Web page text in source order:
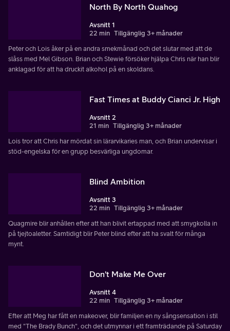
North By North Quahog
Avsnitt 1
22 min Tillgänglig 3+ månader
Peter och Lois åker på en andra smekmånad och det slutar med att de
slåss med Mel Gibson. Brian och Stewie försöker hjälpa Chris när han blir
anklagad för att ha druckit alkohol på en skoldans.
Fast Times at Buddy Cianci Jr. High
Avsnitt 2
21 min Tillgänglig 3+ månader
Lois tror att Chris har mördat sin lärarvikaries man, och Brian undervisar i
stöd-engelska för en grupp besvärliga ungdomar.
Blind Ambition
Avsnitt 3
22 min Tillgänglig 3+ månader
Quagmire blir anhållen efter att han blivit ertappad med att smygkolla in
på tjejtoaletter. Samtidigt blir Peter blind efter att ha svalt för många
mynt.
Don't Make Me Over
Avsnitt 4
22 min Tillgänglig 3+ månader
Efter att Meg har fått en makeover, blir familjen en ny sångsensation i stil
med "The Brady Bunch", och det utmynnar i ett framträdande på Saturday